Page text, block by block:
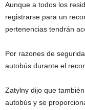
Aunque a todos los
registrarse para un
pertenencias tendrán
Por razones de
autobús durante el
Zatylny dijo que
autobús y se